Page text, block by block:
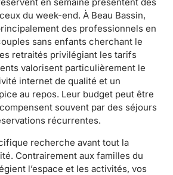
en semaine présentent des
du week-end. À Beau Bassin,
des professionnels en
sans enfants cherchant le
retraités privilégiant les tarifs
valorisent particulièrement le
internet de qualité et un
au repos. Leur budget peut être
souvent par des séjours
récurrentes.
recherche avant tout la
Contrairement aux familles du
l’espace et les activités, vos